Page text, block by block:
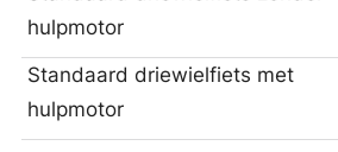
hulpmotor
Standaard driewielfiets met
hulpmotor